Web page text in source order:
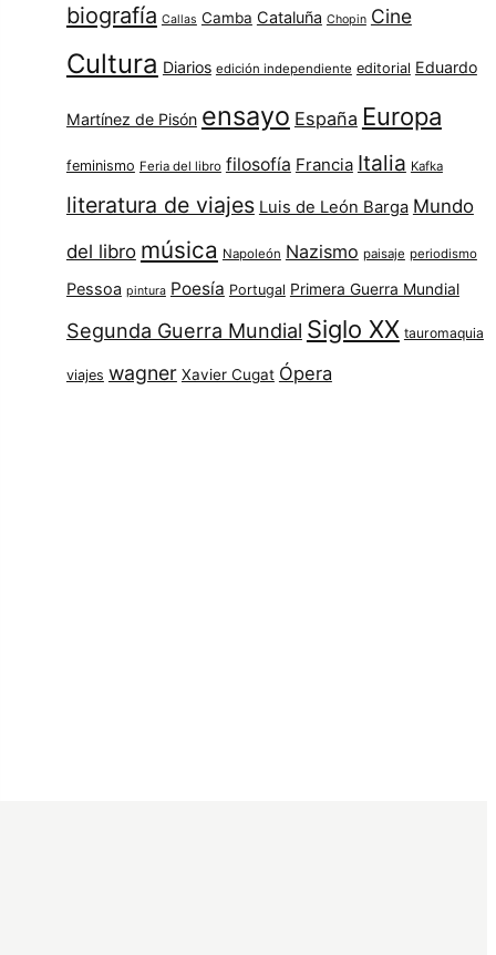
biografía Callas Camba Cataluña Chopin Cine
Cultura Diarios edición independiente editorial Eduardo
Martínez de Pisón ensayo España Europa
feminismo Feria del libro filosofía Francia Italia Kafka
literatura de viajes Luis de León Barga Mundo
del libro música Napoleón Nazismo paisaje periodismo
Pessoa pintura Poesía Portugal Primera Guerra Mundial
Segunda Guerra Mundial Siglo XX tauromaquia
viajes wagner Xavier Cugat Ópera